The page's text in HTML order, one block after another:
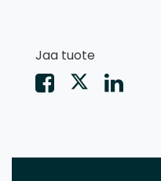
Jaa tuote